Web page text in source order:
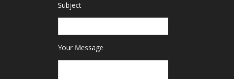
Subject
Your Message